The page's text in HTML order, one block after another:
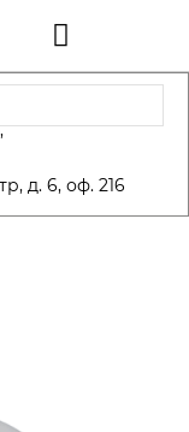
15
д. 6, оф. 216